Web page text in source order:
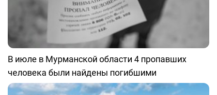
В июле в Мурманской области 4 пропавших
человека были найдены погибшими